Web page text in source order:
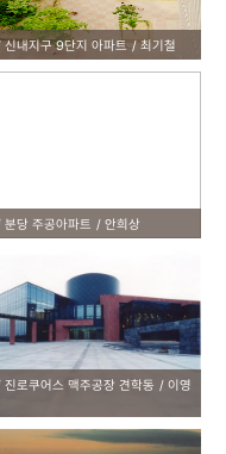
신내지구 9단지 아파트 최기철
분당 주공아파트 안희상
진로쿠어스 맥주공장 견학동
이영